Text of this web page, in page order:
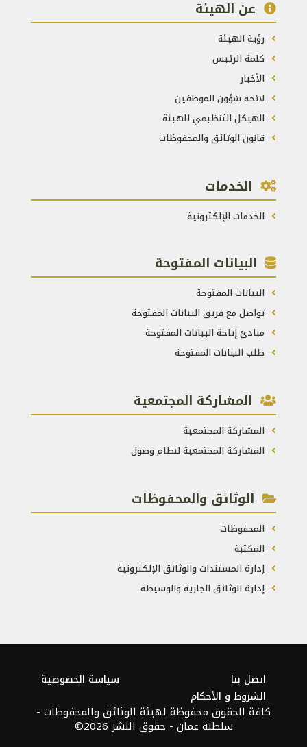
عن الهيئة
رؤية الهيئة
كلمة الرئيس
الأخبار
لائحة شؤون الموظفين
الهيكل التنظيمي للهيئة
قانون الوثائق والمحفوظات
الخدمات
الخدمات الإلكترونية
البيانات المفتوحة
البيانات المفتوحة
تواصل مع فريق البيانات المفتوحة
مبادئ إتاحة البيانات المفتوحة
طلب البيانات المفتوحة
المشاركة المجتمعية
المشاركة المجتمعية
المشاركة المجتمعية لنظام وصول
الوثائق والمحفوظات
المحفوظات
المكتبة
إدارة المستندات والوثائق الإلكترونية
إدارة الوثائق الجارية والوسيطة
اتصل بنا
سياسة الخصوصية
الشروط و الأحكام
كافة الحقوق محفوظة لهيئة الوثائق والمحفوظات -
سلطنة عمان - حقوق النشر 2026©